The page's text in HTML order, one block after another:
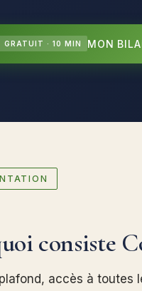
GRATUIT · 10 MIN MON
consiste
accès à toutes